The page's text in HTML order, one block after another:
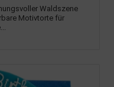
Waldszene
Motivtorte für